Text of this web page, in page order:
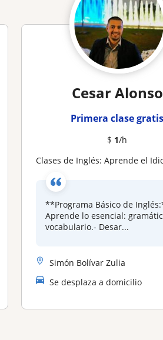
Cesar Alonso
Primera clase gratis
$ 1/h
Clases de Inglés: Aprende el Idioma Universal
**Programa Básico de
Aprende lo esencial:
vocabulario.- Desar...
Simón Bolívar Zulia
Se desplaza a domicilio